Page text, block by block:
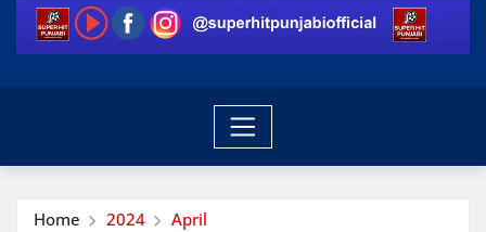
Home 2024 April